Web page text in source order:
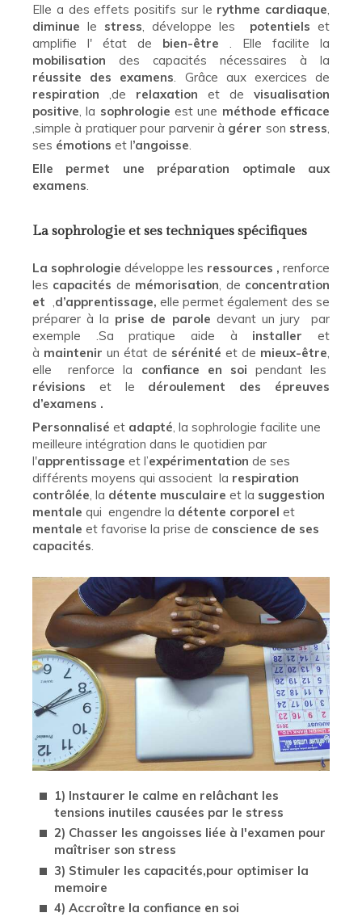
Elle a des effets positifs sur le rythme cardiaque
diminue le stress , développe les potentiels et
amplifie l' état de bien-être
. Elle facilite la
mobilisation des capacités nécessaires à la
réussite des examens . Grâce aux exercices de
respiration ,de relaxation et de visualisation
positive , la sophrologieest une méthode efficace
,simple à pratiquer pour parvenir à gérer son stress
ses émotions et l’angoisse
Elle permet une préparation optimale aux
examens
La sophrologie et ses techniques spécifiques
La sophrologie développe les ressources , renforce
les capacités de mémorisation , de concentration
et
d’apprentissage, elle permet également des se
préparer à la prise de parole devant un jury par
exemple .Sa pratique aide à installer et
à maintenirun état de sérénité et de mieux-être
elle renforce la confiance en soi pendant les
révisions et le déroulement des épreuves
d’examens .
Personnalisé et adapté , la sophrologie facilite une
meilleure intégration dans le quotidien par
l'apprentissage et l’expérimentation de ses
différents moyens qui associent la respiration
contrôlée , la détente musculaire et la suggestion
mentale qui engendre la détente corporel et
mentale et favorise la prise de conscience de ses
capacités
1) Instaurer le calme en relâchant les
tensions inutiles causées par le stress
2) Chasser les angoisses liée à l'examen pour
maîtriser son stress
3) Stimuler les capacités,pour optimiser la
memoire
4) Accroître la confiance en soi